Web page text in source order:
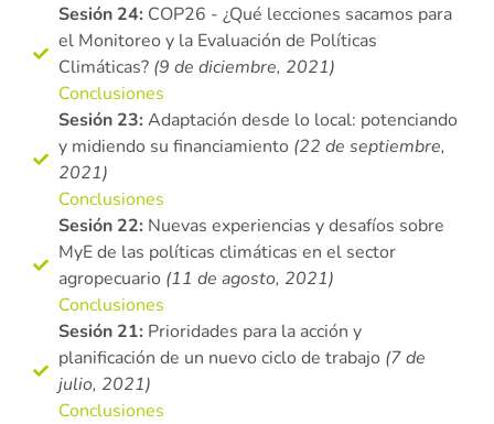
Sesión 24: COP26 - ¿Qué lecciones sacamos para
el Monitoreo y la Evaluación de Políticas
Climáticas? (9 de diciembre, 2021)
Conclusiones
Sesión 23: Adaptación desde lo local: potenciando
y midiendo su financiamiento (22 de septiembre,
2021)
Conclusiones
Sesión 22: Nuevas experiencias y desafíos sobre
MyE de las políticas climáticas en el sector
agropecuario (11 de agosto, 2021)
Conclusiones
Sesión 21: Prioridades para la acción y
planificación de un nuevo ciclo de trabajo (7 de
julio, 2021)
Conclusiones